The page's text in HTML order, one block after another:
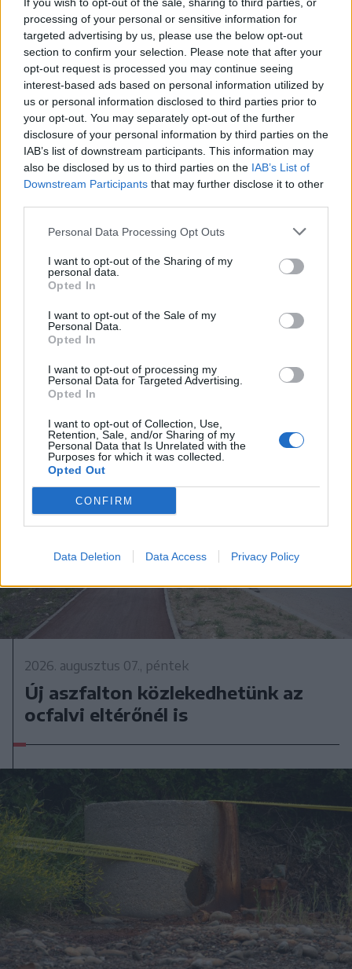
processing of your personal or sensitive information for
targeted advertising by us, please use the below opt-out
section to confirm your selection. Please note that after your
opt-out request is processed you may continue seeing
interest-based ads based on personal information utilized by
us or personal information disclosed to third parties prior to
your opt-out. You may separately opt-out of the further
disclosure of your personal information by third parties on the
IAB’s list of downstream participants. This information may
also be disclosed by us to third parties on the IAB’s List of
Downstream Participants that may further disclose it to other
Personal Data Processing Opt Outs
I want to opt-out of the Sharing of my
personal data.
Opted In
I want to opt-out of the Sale of my
Personal Data.
Opted In
I want to opt-out of processing my
Personal Data for Targeted Advertising.
Opted In
I want to opt-out of Collection, Use,
Retention, Sale, and/or Sharing of my
Personal Data that Is Unrelated with the
Purposes for which it was collected.
Opted Out
CONFIRM
Data Deletion Data Access Privacy Policy
2026. augusztus 08., szombat
Tizenegy település maradhat víz
nélkül Udvarhelyszéken
2026. augusztus 07., péntek
Új aszfalton közlekedhetünk az
ocfalvi eltérőnél is